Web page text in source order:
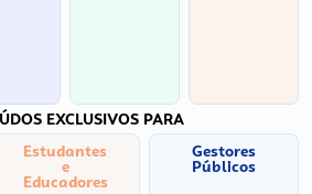
EXCLUSIVOS PARA
Estudantes
e
Educadores
Gestores
Públicos